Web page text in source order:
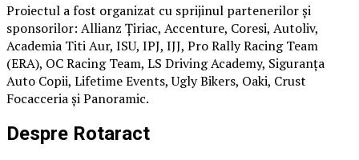
Proiectul a fost organizat cu sprijinul partenerilor și
sponsorilor: Allianz Țiriac, Accenture, Coresi, Autoliv,
Academia Titi Aur, ISU, IPJ, IJJ, Pro Rally Racing Team
(ERA), OC Racing Team, LS Driving Academy, Siguranța
Auto Copii, Lifetime Events, Ugly Bikers, Oaki, Crust
Focacceria și Panoramic.
Despre Rotaract